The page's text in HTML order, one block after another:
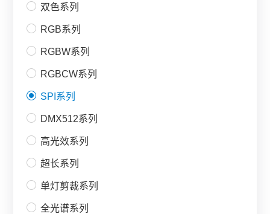
双色系列
RGB系列
RGBW系列
RGBCW系列
SPI系列
DMX512系列
高光效系列
超长系列
单灯剪裁系列
全光谱系列